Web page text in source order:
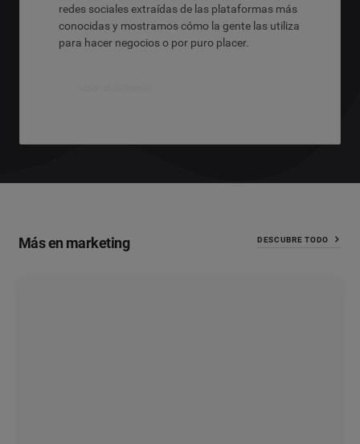
redes sociales extraídas de las plataformas más
conocidas y mostramos cómo la gente las utiliza
para hacer negocios o por puro placer.
Más en marketing DESCUBRE TODO